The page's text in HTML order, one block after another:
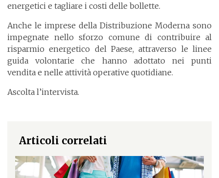
energetici e tagliare i costi delle bollette.
Anche le imprese della Distribuzione Moderna sono
impegnate nello sforzo comune di contribuire al
risparmio energetico del Paese, attraverso le linee
guida volontarie che hanno adottato nei punti
vendita e nelle attività operative quotidiane.
Ascolta l’intervista.
Articoli correlati